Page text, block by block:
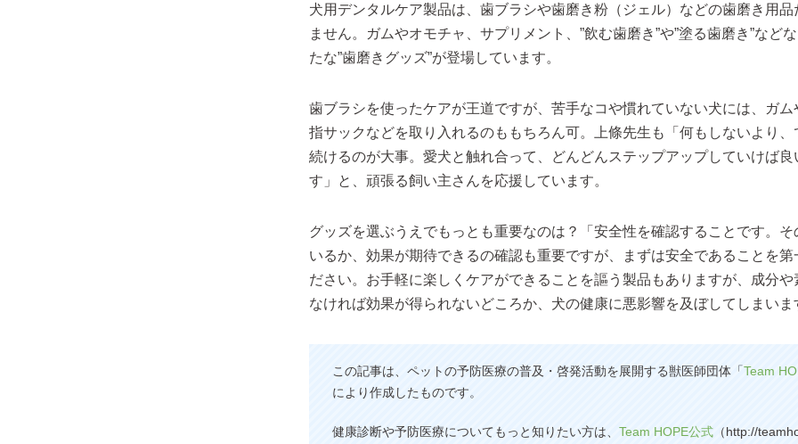
犬用デンタルケア製品は、歯ブラシや歯磨き粉（ジェル）などの歯磨き用品
ません。ガムやオモチャ、サプリメント、”飲む歯磨き”や”塗る歯磨き”など
たな”歯磨きグッズ”が登場しています。
歯ブラシを使ったケアが王道ですが、苦手なコや慣れていない犬には、ガム
指サックなどを取り入れるのももちろん可。上條先生も「何もしないより、
続けるのが大事。愛犬と触れ合って、どんどんステップアップしていけば良
す」と、頑張る飼い主さんを応援しています。
グッズを選ぶうえでもっとも重要なのは？「安全性を確認することです。そ
いるか、効果が期待できるの確認も重要ですが、まずは安全であることを第
ださい。お手軽に楽しくケアができることを謳う製品もありますが、成分や
なければ効果が得られないどころか、犬の健康に悪影響を及ぼしてしまいま
この記事は、ペットの予防医療の普及・啓発活動を展開する獣医師団体「Team
により作成したものです。
健康診断や予防医療についてもっと知りたい方は、 Team HOPE公式 （http://